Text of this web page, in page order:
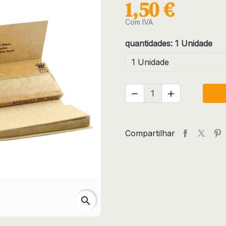
search
1,50 €
Com IVA
quantidades: 1 Unidade
 
Compartilhar